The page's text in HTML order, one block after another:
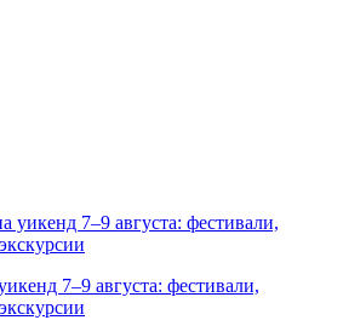
7–9 августа: фестивали,